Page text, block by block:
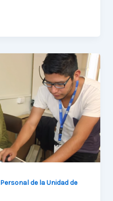
Personal de la Unidad de